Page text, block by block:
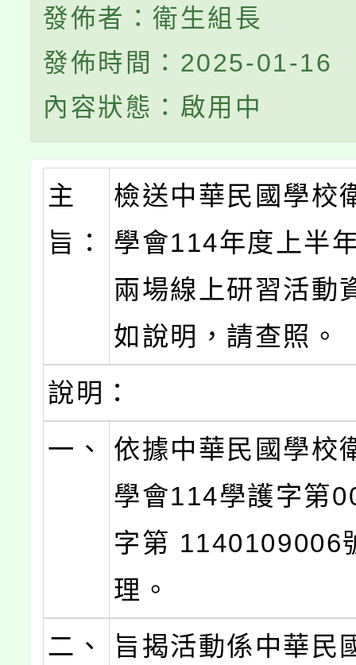
發佈者：衛生組長
發佈時間：2025-01-16
內容狀態：啟用中
主
旨：
檢送中華民國學校
學會114年度上半
兩場線上研習活動
如說明，請查照。
說明：
一、
依據中華民國學校
學會114學護字第
字第 1140109006
理。
二、
旨揭活動係中華民